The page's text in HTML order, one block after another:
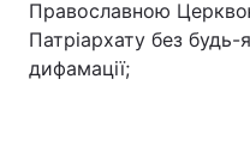
Православною
Патріархату без будь-
дифамації;